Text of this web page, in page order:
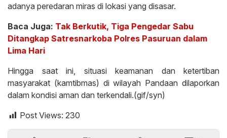
adanya peredaran miras di lokasi yang disasar.
Baca Juga: Tak Berkutik, Tiga Pengedar Sabu
Ditangkap Satresnarkoba Polres Pasuruan dalam
Lima Hari
Hingga saat ini, situasi keamanan dan ketertiban
masyarakat (kamtibmas) di wilayah Pandaan dilaporkan
dalam kondisi aman dan terkendali.(gif/syn)
Post Views: 230